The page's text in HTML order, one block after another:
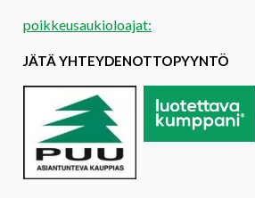
poikkeusaukioloajat:
JÄTÄ YHTEYDENOTTOPYYNTÖ